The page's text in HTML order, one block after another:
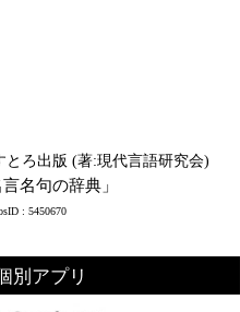
とろ出版 (著:現代言語研究会)
言名句の辞典」
: 5450670
別アプリ